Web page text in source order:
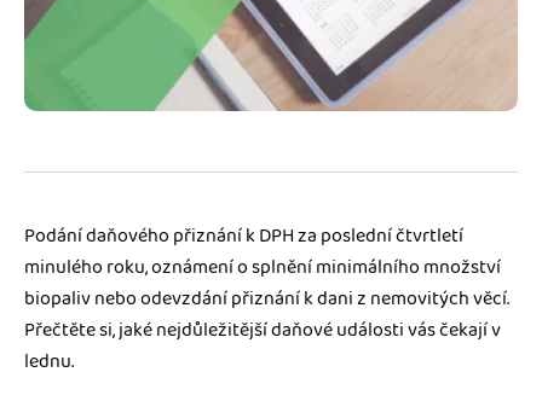
Spřátelené účetní
Katalog doplňků
Jak se vyznat ve fakturaci
Fakturační poradna
Podání daňového přiznání k DPH za poslední čtvrtletí
minulého roku, oznámení o splnění minimálního množství
biopaliv nebo odevzdání přiznání k dani z nemovitých věcí.
Přečtěte si, jaké nejdůležitější daňové události vás čekají v
lednu.